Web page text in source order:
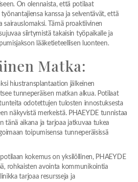
On olennaista, että potilaat
kanssa ja selventävät, että
sairauslomaksi. Tämä proaktiivinen
siirtymistä takaisin työpaikalle ja
lääketieteellisen luonteen.
Matka:
hiustransplantaation jälkeinen
tunneperäisen matkan alkua. Potilaat
odotettujen tulosten innostuksesta
näkyvistä merkeistä. PHAEYDE tunnistaa
tänä aikana ja tarjoaa jatkuvaa tukea
toipumisensa tunneperäisissä
kokemus on yksilöllinen, PHAEYDE
rohkaisten avointa kommunikointia
tarjoaa resursseja ja